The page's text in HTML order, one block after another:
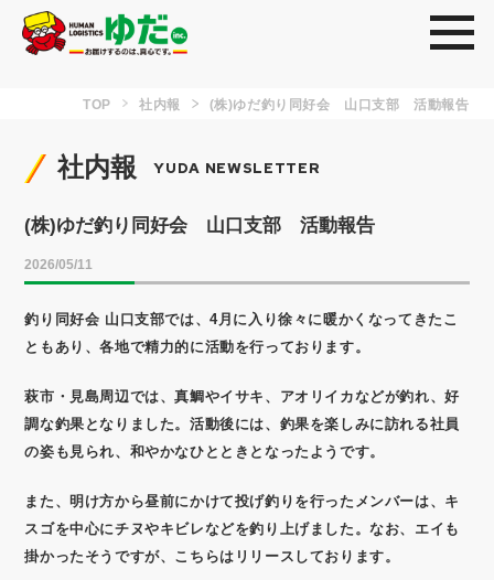
TOP 社内報 (株)ゆだ釣り同好会 山口支部 活動報告
社内報 YUDA NEWSLETTER
(株)ゆだ釣り同好会 山口支部 活動報告
2026/05/11
釣り同好会 山口支部では、4月に入り徐々に暖かくなってきたこ
ともあり、各地で精力的に活動を行っております。
萩市・見島周辺では、真鯛やイサキ、アオリイカなどが釣れ、好
調な釣果となりました。活動後には、釣果を楽しみに訪れる社員
の姿も見られ、和やかなひとときとなったようです。
また、明け方から昼前にかけて投げ釣りを行ったメンバーは、キ
スゴを中心にチヌやキビレなどを釣り上げました。なお、エイも
掛かったそうですが、こちらはリリースしております。